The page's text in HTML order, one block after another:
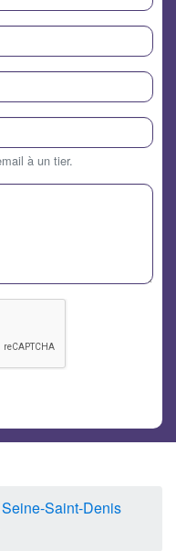
à un tier.
Saint-Denis